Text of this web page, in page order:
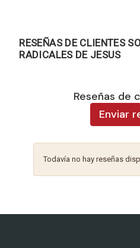
RESEÑAS DE CLIENTES
RADICALES DE JESUS
Reseñas de
Enviar
Todavía no hay reseñas